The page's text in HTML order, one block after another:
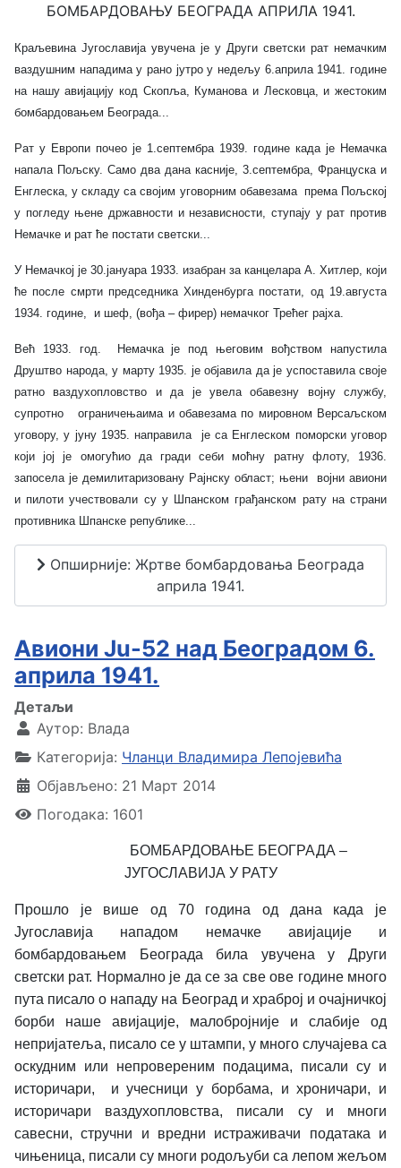
БОМБАРДОВАЊУ БЕОГРАДА АПРИЛА 1941.
Краљевина Југославија увучена је у Други светски рат немачким
ваздушним нападима у рано јутро у недељу 6.априла 1941. године
на нашу авијацију код Скопља, Куманова и Лесковца, и жестоким
бомбардовањем Београда...
Рат у Европи почео је 1.септембра 1939. године када је Немачка
напала Пољску. Само два дана касније, 3.септембра, Француска и
Енглеска, у складу са својим уговорним обавезама према Пољској
у погледу њене државности и независности, ступају у рат против
Немачке и рат ће постати светски...
У Немачкој је 30.јануара 1933. изабран за канцелара А. Хитлер, који
ће после смрти председника Хинденбурга постати, од 19.августа
1934. године,
и шеф, (вођа – фирер) немачког Трећег рајха.
Већ 1933. год.
Немачка је под његовим вођством напустила
Друштво народа, у марту 1935. је објавила да је успоставила своје
ратно ваздухопловство и да је увела обавезну војну службу,
супротно
ограничењаима и обавезама по мировном Версаљском
уговору, у јуну 1935. направила
је са Енглеском поморски уговор
који јој је омогућио да гради себи моћну ратну флоту, 1936.
запосела је демилитаризовану Рајнску област; њени
војни авиони
и пилоти учествовали су у Шпанском грађанском рату на страни
противника Шпанске републике...
Опширније: Жртве бомбардовања Београда
априла 1941.
Авиони Ju-52 над Београдом 6.
априла 1941.
Детаљи
Аутор: Влада
Категорија: Чланци Владимира Лепојевића
Објављено: 21 Март 2014
Погодака: 1601
БОМБАРДОВАЊЕ БЕОГРАДА –
ЈУГОСЛАВИЈА У РАТУ
Прошло је више од 70 година од дана када је
Југославија нападом немачке авијације и
бомбардовањем Београда била увучена у Други
светски рат. Нормално је да се за све ове године много
пута писало о нападу на Београд и храброј и очајничкој
борби наше авијације, малобројније и слабије од
непријатеља, писало се у штампи, у много случајева са
оскудним или непровереним подацима, писали су и
историчари,
и учесници у борбама, и хроничари, и
историчари ваздухопловства, писали су и многи
савесни, стручни и вредни истраживачи података и
чињеница, писали су многи родољуби са лепом жељом